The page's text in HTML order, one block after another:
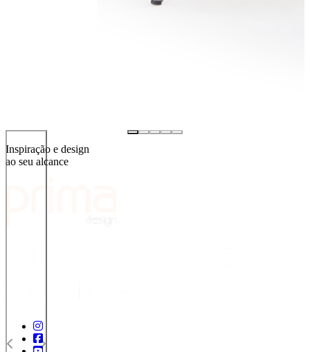
Inspiração e design
ao seu alcance